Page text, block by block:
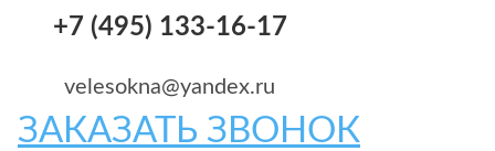
+7 (495) 133-16-17
velesokna@yandex.ru
ЗАКАЗАТЬ ЗВОНОК